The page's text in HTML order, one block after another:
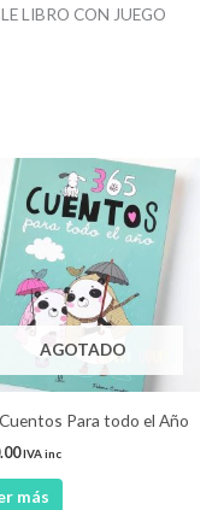
LIBRO CON JUEGO
AGOTADO
Para todo el Año
IVA inc
más